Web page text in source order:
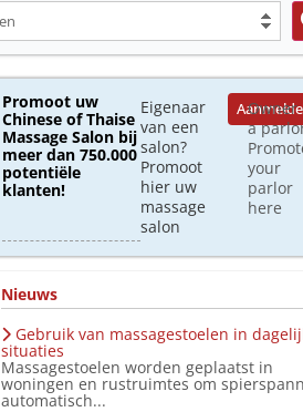
Promoot uw
Chinese of Thaise
Massage Salon bij
meer dan 750.000
potentiële
klanten!
Eigenaar
van een
salon?
Promoot
hier uw
massage
salon
Owner
a
your
parlor
here
Nieuws
Gebruik van massagestoelen in
situaties
Massagestoelen worden geplaatst in
woningen en rustruimtes om
automatisch...